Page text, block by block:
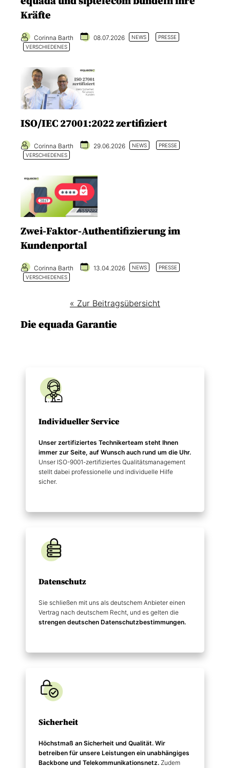
Kräfte
Corinna Barth 08.07.2026 NEWS
PRESSE
VERSCHIEDENES
ISO/IEC 27001:2022 zertifiziert
Corinna Barth 29.06.2026 NEWS
PRESSE
VERSCHIEDENES
Zwei-Faktor-Authentifizierung im
Kundenportal
Corinna Barth 13.04.2026 NEWS
PRESSE
VERSCHIEDENES
« Zur Beitragsübersicht
Die equada Garantie
Individueller Service
Unser zertifiziertes Technikerteam steht Ihnen
immer zur Seite, auf Wunsch auch rund um die Uhr.
Unser ISO-9001-zertifiziertes Qualitätsmanagement
stellt dabei professionelle und individuelle Hilfe
sicher.
Datenschutz
Sie schließen mit uns als deutschem Anbieter einen
Vertrag nach deutschem Recht, und es gelten die
strengen deutschen Datenschutz­bestimmungen.
Sicherheit
Höchstmaß an Sicherheit und Qualität. Wir
betreiben für unsere Leistungen ein unabhängiges
Backbone und Telekommunikations­netz. Zudem